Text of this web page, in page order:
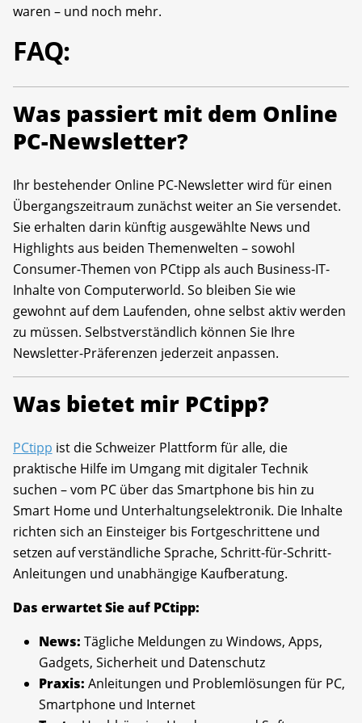
waren – und noch mehr.
FAQ:
Was passiert mit dem Online
PC-Newsletter?
Ihr bestehender Online PC-Newsletter wird für einen
Übergangszeitraum zunächst weiter an Sie versendet.
Sie erhalten darin künftig ausgewählte News und
Highlights aus beiden Themenwelten – sowohl
Consumer-Themen von PCtipp als auch Business-IT-
Inhalte von Computerworld. So bleiben Sie wie
gewohnt auf dem Laufenden, ohne selbst aktiv werden
zu müssen. Selbstverständlich können Sie Ihre
Newsletter-Präferenzen jederzeit anpassen.
Was bietet mir PCtipp?
PCtipp ist die Schweizer Plattform für alle, die
praktische Hilfe im Umgang mit digitaler Technik
suchen – vom PC über das Smartphone bis hin zu
Smart Home und Unterhaltungselektronik. Die Inhalte
richten sich an Einsteiger bis Fortgeschrittene und
setzen auf verständliche Sprache, Schritt-für-Schritt-
Anleitungen und unabhängige Kaufberatung.
Das erwartet Sie auf PCtipp:
News: Tägliche Meldungen zu Windows, Apps,
Gadgets, Sicherheit und Datenschutz
Praxis: Anleitungen und Problemlösungen für PC,
Smartphone und Internet